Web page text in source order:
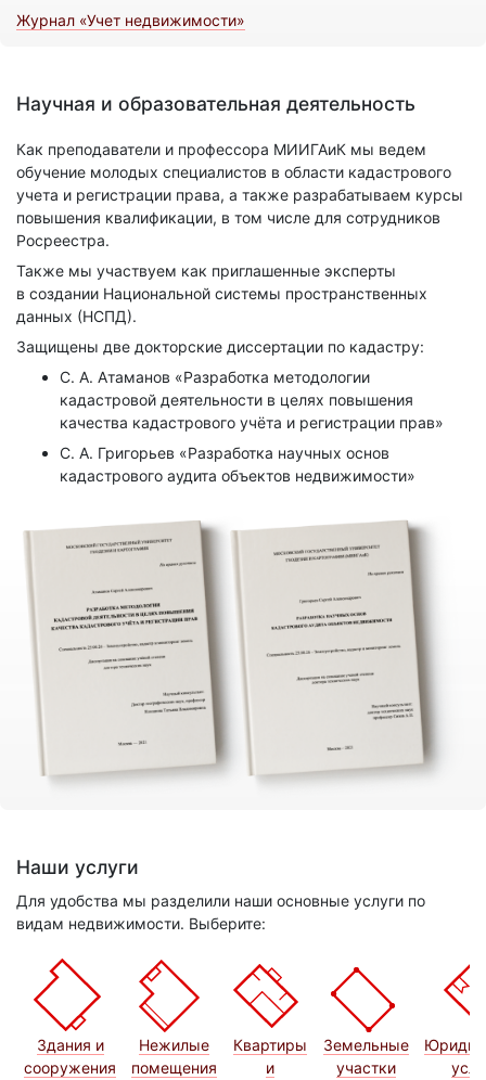
Журнал «Учет недвижимости»
Научная и образовательная деятельность
Как преподаватели и профессора МИИГАиК мы ведем
обучение молодых специалистов в области кадастрового
учета и регистрации права, а также разрабатываем курсы
повышения квалификации, в том числе для сотрудников
Росреестра.
Также мы участвуем как приглашенные эксперты
в создании Национальной системы пространственных
данных (НСПД).
Защищены две докторские диссертации по кадастру:
С. А. Атаманов «Разработка методологии
кадастровой деятельности в целях повышения
качества кадастрового учёта и регистрации прав»
С. А. Григорьев «Разработка научных основ
кадастрового аудита объектов недвижимости»
Наши услуги
Для удобства мы разделили наши основные услуги по
видам недвижимости. Выберите:
Здания и
сооружения
Нежилые
помещения
Квартиры
и
Земельные
участки